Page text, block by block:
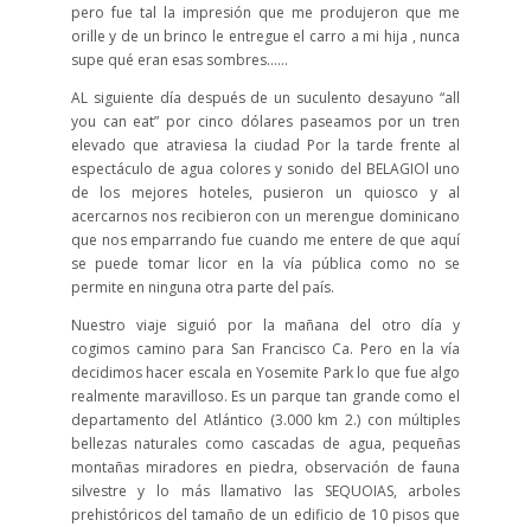
pero fue tal la impresión que me produjeron que me
orille y de un brinco le entregue el carro a mi hija , nunca
supe qué eran esas sombres……
AL siguiente día después de un suculento desayuno “all
you can eat” por cinco dólares paseamos por un tren
elevado que atraviesa la ciudad Por la tarde frente al
espectáculo de agua colores y sonido del BELAGIOl uno
de los mejores hoteles, pusieron un quiosco y al
acercarnos nos recibieron con un merengue dominicano
que nos emparrando fue cuando me entere de que aquí
se puede tomar licor en la vía pública como no se
permite en ninguna otra parte del país.
Nuestro viaje siguió por la mañana del otro día y
cogimos camino para San Francisco Ca. Pero en la vía
decidimos hacer escala en Yosemite Park lo que fue algo
realmente maravilloso. Es un parque tan grande como el
departamento del Atlántico (3.000 km 2.) con múltiples
bellezas naturales como cascadas de agua, pequeñas
montañas miradores en piedra, observación de fauna
silvestre y lo más llamativo las SEQUOIAS, arboles
prehistóricos del tamaño de un edificio de 10 pisos que